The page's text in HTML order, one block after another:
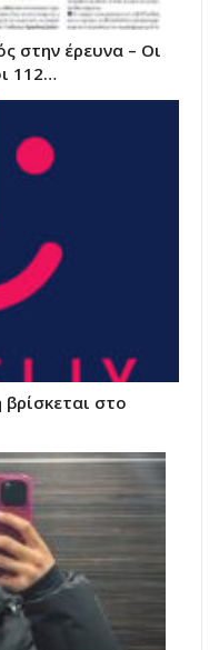
στην έρευνα – Οι
112…
στο